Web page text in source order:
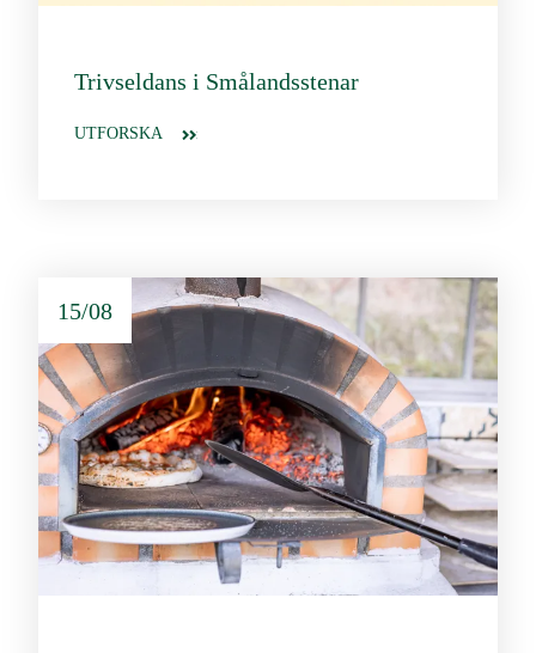
Trivseldans i Smålandsstenar
UTFORSKA
15/08